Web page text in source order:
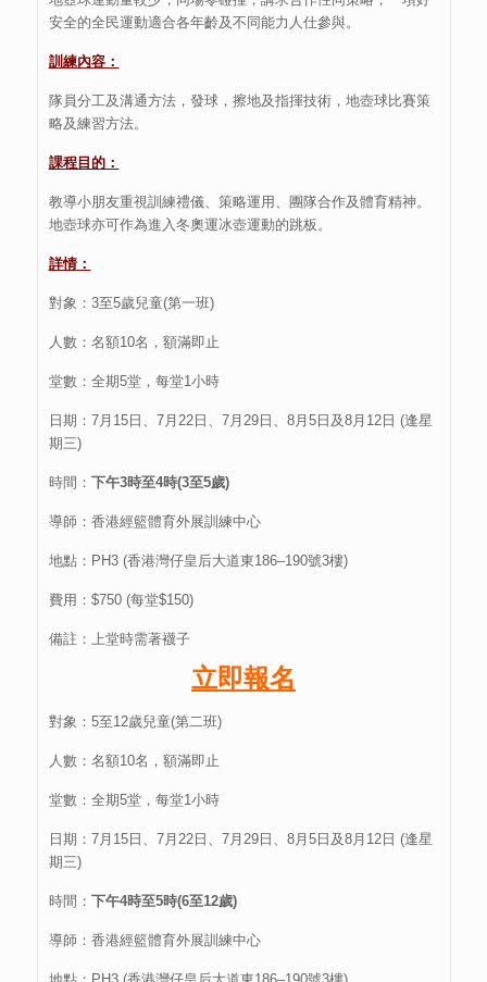
安全的全民運動適合各年齡及不同能力人仕參與。
訓練內容：
隊員分工及溝通方法，發球，擦地及指揮技術，地壺球比賽策
略及練習方法。
課程目的：
教導小朋友重視訓練禮儀、策略運用、團隊合作及體育精神。
地壺球亦可作為進入冬奧運冰壺運動的跳板。
詳情：
對象：3至5歲兒童(第一班)
人數：名額10名，額滿即止
堂數：全期5堂，每堂1小時
日期：7月15日、7月22日、7月29日、8月5日及8月12日 (逢星
期三)
時間： 下午3時至4時(3至5歲)
導師：香港經籃體育外展訓練中心
地點：PH3 (香港灣仔皇后大道東186–190號3樓)
費用：$750 (每堂$150)
備註：上堂時需著襪子
立即報名
對象：5至12歲兒童(第二班)
人數：名額10名，額滿即止
堂數：全期5堂，每堂1小時
日期：7月15日、7月22日、7月29日、8月5日及8月12日 (逢星
期三)
時間： 下午4時至5時(6至12歲)
導師：香港經籃體育外展訓練中心